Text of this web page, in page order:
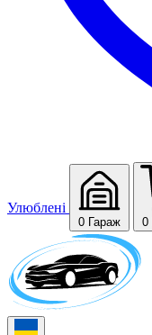
Улюблені
0 Гараж 0